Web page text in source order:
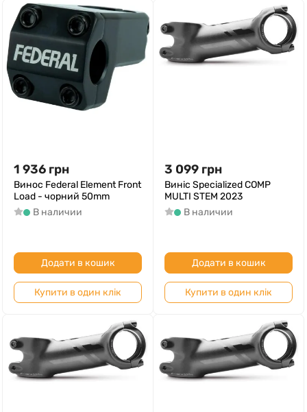
1 936 грн
Винос Federal Element Front
Load - чорний 50mm
В наличии
Додати в кошик
Купити в один клік
3 099 грн
Виніс Specialized COMP
MULTI STEM 2023
В наличии
Додати в кошик
Купити в один клік